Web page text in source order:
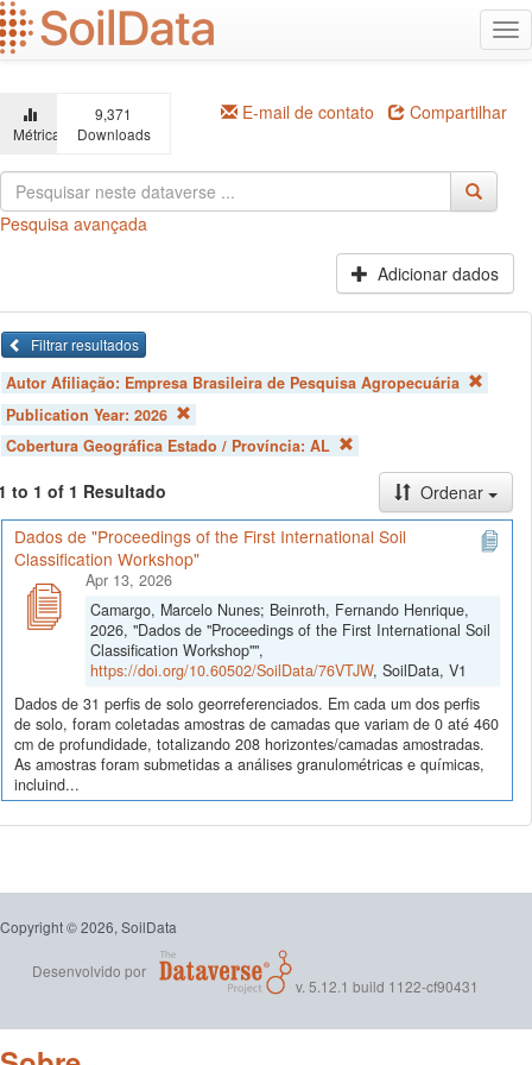
Ir
para
o
principal
Métricas
9,371
Downloads
E-mail de contato Compartilhar
Pesquisa avançada
Adicionar dados
Filtrar resultados
Autor Afiliação: Empresa Brasileira de Pesquisa Agropecuária
Publication Year: 2026
Cobertura Geográfica Estado / Província: AL
to 1 of 1 Resultado
Ordenar
Dados de "Proceedings of the First International Soil
Classification Workshop"
Apr 13, 2026
Camargo, Marcelo Nunes; Beinroth, Fernando Henrique,
2026, "Dados de "Proceedings of the First International Soil
Classification Workshop"",
https://doi.org/10.60502/SoilData/76VTJW, SoilData, V1
Dados de 31 perfis de solo georreferenciados. Em cada um dos perfis
de solo, foram coletadas amostras de camadas que variam de 0 até 460
cm de profundidade, totalizando 208 horizontes/camadas amostradas.
As amostras foram submetidas a análises granulométricas e químicas,
incluind...
Copyright © 2026, SoilData
Desenvolvido por
v. 5.12.1 build 1122-cf90431